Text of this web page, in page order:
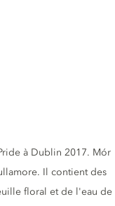
à Dublin 2017. Mór
Il contient des
floral et de l'eau de